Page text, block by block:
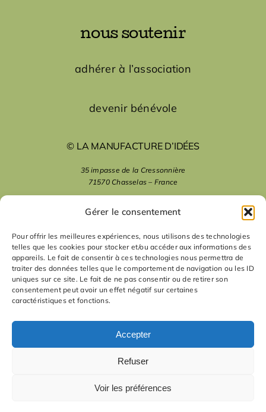
Gérer le consentement
Pour offrir les meilleures expériences, nous utilisons des technologies
telles que les cookies pour stocker et/ou accéder aux informations des
appareils. Le fait de consentir à ces technologies nous permettra de
traiter des données telles que le comportement de navigation ou les ID
uniques sur ce site. Le fait de ne pas consentir ou de retirer son
consentement peut avoir un effet négatif sur certaines
caractéristiques et fonctions.
Accepter
Refuser
Voir les préférences
nous soutenir
adhérer à l’association
devenir bénévole
© LA MANUFACTURE D’IDÉES
35 impasse de la Cressonnière
71570 Chasselas – France
mentions légales
nous suivre
nous contacter